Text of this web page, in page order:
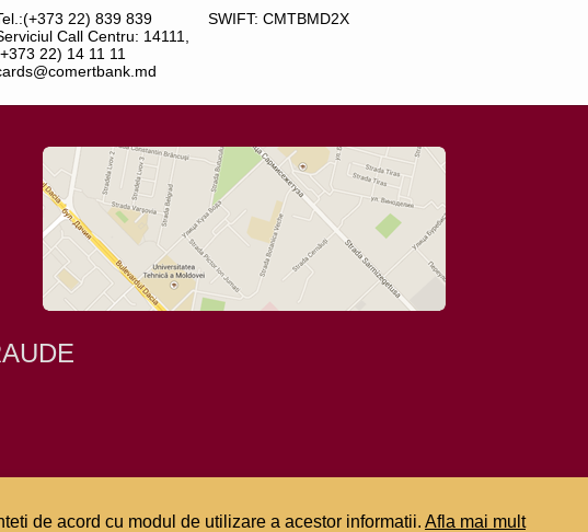
de acord cu modul de utilizare a acestor informatii. Afla mai mult
22) 839 839
Call Centru: 14111,
22) 14 11 11
SWIFT: CMTBMD2X